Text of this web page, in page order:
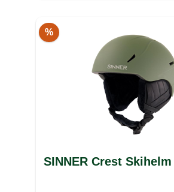
%
SINNER Crest